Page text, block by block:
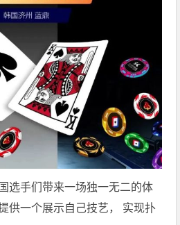
选手们带来一场独一无二的体
供一个展示自己技艺， 实现扑